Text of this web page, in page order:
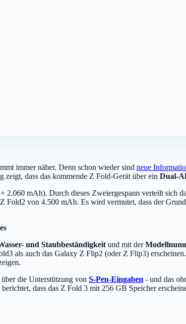
immer näher. Denn schon wieder sindneue
dass das kommende Z Fold-Gerät über ein Dual-
2.060 mAh). Durch dieses Zweiergespann verteilt sich
Fold2 von 4.500 mAh. Es wird vermutet, dass der
und Staubbeständigkeit und mit der
als auch das Galaxy Z Flip2 (oder Z Flip3)
die Unterstützung von S-Pen-Eingaben - und das
dass das Z Fold 3 mit 256 GB Speicher